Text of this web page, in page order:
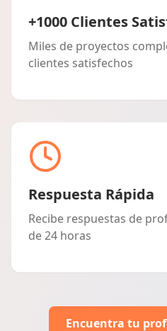
+1000 Clientes
Miles de proyectos
clientes satisfechos
Respuesta Rápida
Recibe respuestas de
de 24 horas
Encuentra tu